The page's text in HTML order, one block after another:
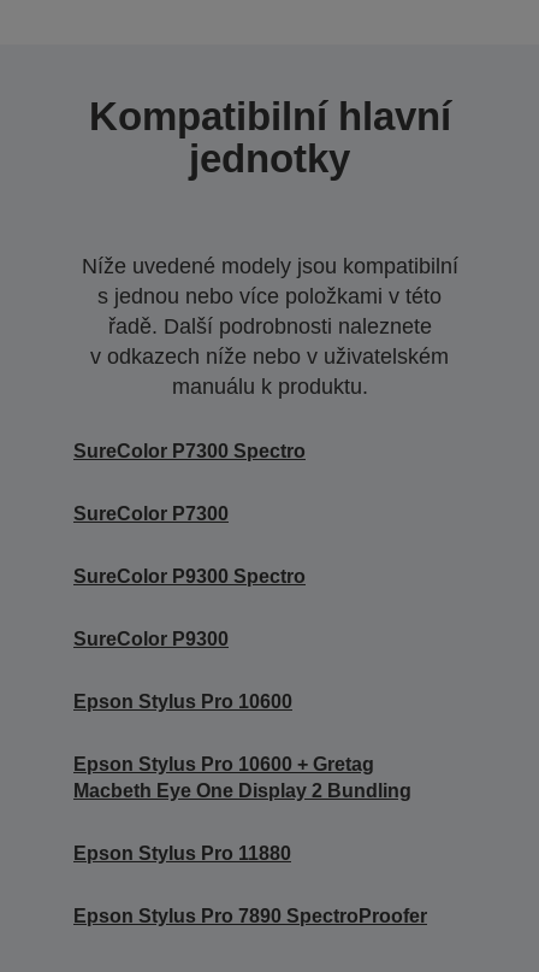
Kompatibilní hlavní
jednotky
Níže uvedené modely jsou kompatibilní
s jednou nebo více položkami v této
řadě. Další podrobnosti naleznete
v odkazech níže nebo v uživatelském
manuálu k produktu.
SureColor P7300 Spectro
SureColor P7300
SureColor P9300 Spectro
SureColor P9300
Epson Stylus Pro 10600
Epson Stylus Pro 10600 + Gretag
Macbeth Eye One Display 2 Bundling
Epson Stylus Pro 11880
Epson Stylus Pro 7890 SpectroProofer